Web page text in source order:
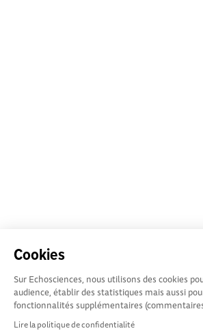
Cookies
Sur Echosciences, nous utilisons des cookies
audience, établir des statistiques mais aussi
fonctionnalités supplémentaires
Lire la politique de confidentialité